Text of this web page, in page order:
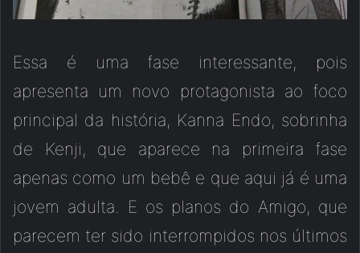
Essa é uma fase interessante, pois
apresenta um novo protagonista ao foco
principal da história, Kanna Endo, sobrinha
de Kenji, que aparece na primeira fase
apenas como um bebê e que aqui já é uma
jovem adulta. E os planos do Amigo, que
parecem ter sido interrompidos nos últimos